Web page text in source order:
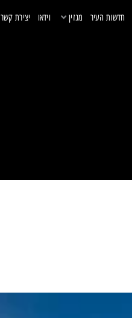
חדשות העיר מגזין וידאו יצירת קשר